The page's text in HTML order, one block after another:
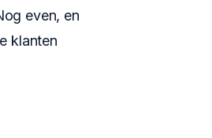
even, en
klanten